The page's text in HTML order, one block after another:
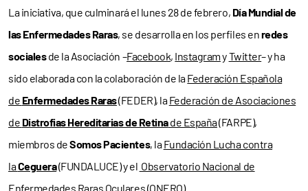
La iniciativa, que culminará el lunes 28 de febrero, Día Mundial de
las Enfermedades Raras, se desarrolla en los perfiles enredes
socialesde la Asociación –Facebook, InstagramyTwitter– y ha
sido elaborada con la colaboración de laFederación Española
de Enfermedades Raras(FEDER), laFederación de Asociaciones
de Distrofias Hereditarias de Retinade España(FARPE),
miembros deSomos Pacientes, laFundación Lucha contra
laCeguera(FUNDALUCE) y el Observatorio Nacional de
Enfermedades Raras Oculares(ONERO).